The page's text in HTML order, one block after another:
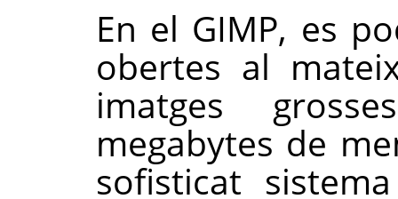
En el GIMP, es
obertes al
imatges
megabytes de
sofisticat